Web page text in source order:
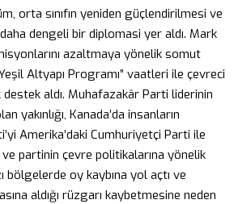
orta sınıfın yeniden güçlendirilmesi ve
dengeli bir diplomasi yer aldı. Mark
azaltmaya yönelik somut
Altyapı Programı” vaatleri ile çevreci
aldı. Muhafazakâr Parti liderinin
yakınlığı, Kanada’da insanların
Amerika’daki Cumhuriyetçi Parti ile
partinin çevre politikalarına yönelik
bölgelerde oy kaybına yol açtı ve
aldığı rüzgarı kaybetmesine neden